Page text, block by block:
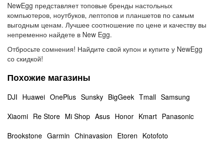
NewEgg представляет топовые бренды настольных
компьютеров, ноутбуков, лептопов и планшетов по самым
выгодным ценам. Лучшее соотношение по цене и качеству вы
непременно найдете в New Egg.
Отбросьте сомнения! Найдите свой купон и купите у NewEgg
со скидкой!
Похожие магазины
DJI Huawei OnePlus Sunsky BigGeek Tmall Samsung
Xiaomi Re Store Mi Shop Asus Honor Kmart Panasonic
Brookstone Garmin Chinavasion Etoren Kotofoto